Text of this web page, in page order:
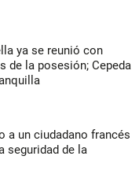
ya se reunió con
de la posesión; Cepeda
a un ciudadano francés
seguridad de la